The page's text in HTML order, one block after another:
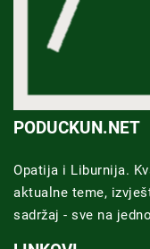
PODUCKUN.NET
Opatija i Liburnija.
aktualne teme,
sadržaj - sve na